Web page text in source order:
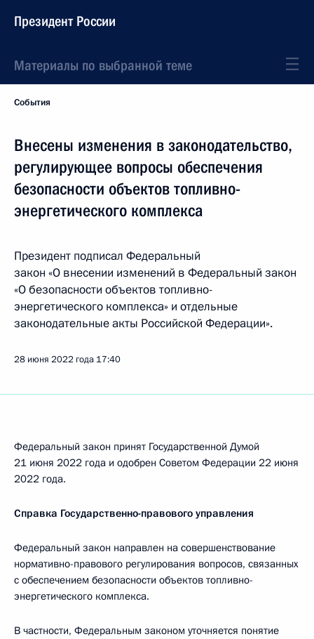
Президент России
Материалы по выбранной теме
События
Внесены изменения в законодательство,
регулирующее вопросы обеспечения
безопасности объектов топливно-
энергетического комплекса
Президент подписал Федеральный
закон «О внесении изменений в Федеральный закон
«О безопасности объектов топливно-
энергетического комплекса» и отдельные
законодательные акты Российской Федерации».
28 июня 2022 года 17:40
Федеральный закон принят Государственной Думой
21 июня 2022 года и одобрен Советом Федерации 22 июня
2022 года.
Справка Государственно-правового управления
Федеральный закон направлен на совершенствование
нормативно-правового регулирования вопросов, связанных
с обеспечением безопасности объектов топливно-
энергетического комплекса.
В частности, Федеральным законом уточняется понятие